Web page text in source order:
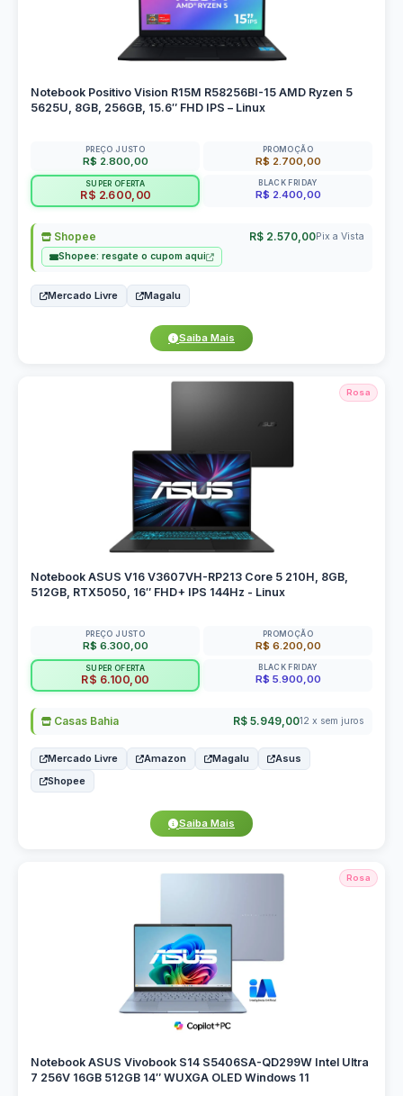
Notebook Positivo Vision R15M R58256BI-15 AMD Ryzen 5
5625U, 8GB, 256GB, 15.6″ FHD IPS – Linux
PREÇO JUSTO
R$ 2.800,00
PROMOÇÃO
R$ 2.700,00
SUPER OFERTA
R$ 2.600,00
BLACK FRIDAY
R$ 2.400,00
Shopee R$ 2.570,00Pix a Vista
Shopee: resgate o cupom aqui
Mercado Livre Magalu
Saiba Mais
Rosa
Notebook ASUS V16 V3607VH-RP213 Core 5 210H, 8GB,
512GB, RTX5050, 16″ FHD+ IPS 144Hz - Linux
PREÇO JUSTO
R$ 6.300,00
PROMOÇÃO
R$ 6.200,00
SUPER OFERTA
R$ 6.100,00
BLACK FRIDAY
R$ 5.900,00
Casas Bahia R$ 5.949,0012 x sem juros
Mercado Livre Amazon Magalu
Asus
Shopee
Saiba Mais
Rosa
Notebook ASUS Vivobook S14 S5406SA-QD299W Intel Ultra
7 256V 16GB 512GB 14″ WUXGA OLED Windows 11